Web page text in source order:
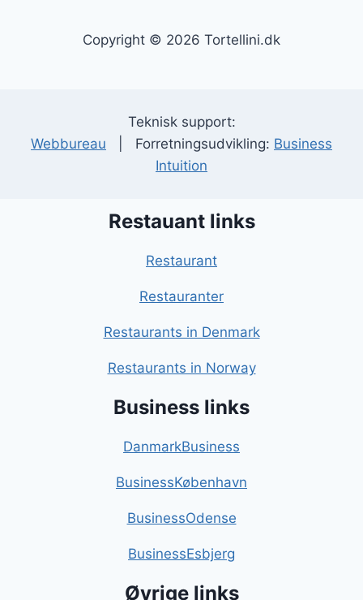
Copyright © 2026 Tortellini.dk
Teknisk support:
Webbureau | Forretningsudvikling: Business
Intuition
Restauant links
Restaurant
Restauranter
Restaurants in Denmark
Restaurants in Norway
Business links
DanmarkBusiness
BusinessKøbenhavn
BusinessOdense
BusinessEsbjerg
Øvrige links